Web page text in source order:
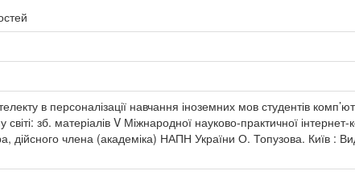
в персоналізації навчання іноземних мов студентів
зб. матеріалів V Міжнародної науково-практичної
дійсного члена (академіка) НАПН України О. Топузова. Київ :